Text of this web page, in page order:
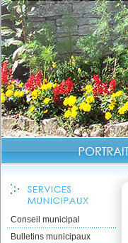
Conseil municipal
Bulletins municipaux